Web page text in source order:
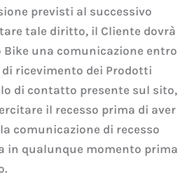
previsti al successivo
tale diritto, il Cliente dovrà
Bike una comunicazione entro
ricevimento dei Prodotti
di contatto presente sul sito,
il recesso prima di aver
comunicazione di recesso
in qualunque momento prima